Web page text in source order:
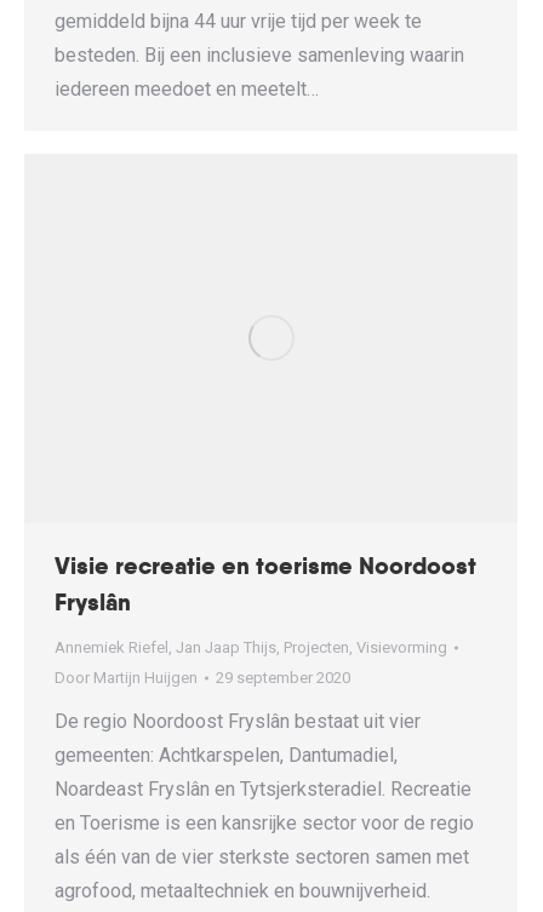
gemiddeld bijna 44 uur vrije tijd per week te
besteden. Bij een inclusieve samenleving waarin
iedereen meedoet en meetelt…
Visie recreatie en toerisme Noordoost
Fryslân
Annemiek Riefel , Jan Jaap Thijs, Projecten, Visievorming
Door Martijn Huijgen 29 september 2020
De regio Noordoost Fryslân bestaat uit vier
gemeenten: Achtkarspelen, Dantumadiel,
Noardeast Fryslân en Tytsjerksteradiel. Recreatie
en Toerisme is een kansrijke sector voor de regio
als één van de vier sterkste sectoren samen met
agrofood, metaaltechniek en bouwnijverheid.